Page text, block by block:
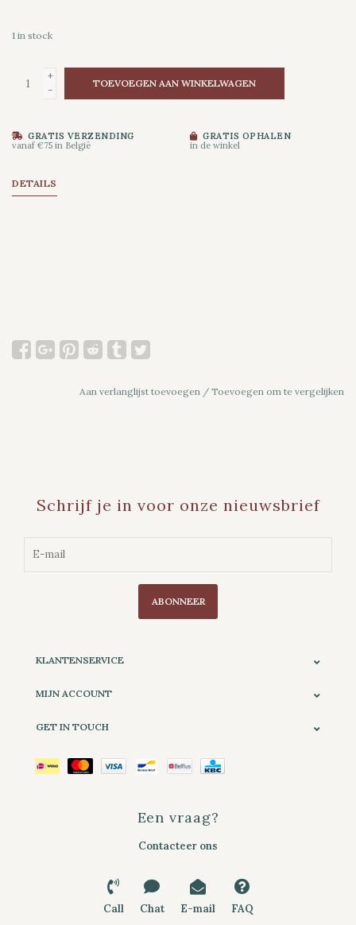
1 in stock
+
-
TOEVOEGEN AAN WINKELWAGEN
GRATIS VERZENDING
vanaf €75 in België
GRATIS OPHALEN
in de winkel
DETAILS
Aan verlanglijst toevoegen / Toevoegen om te vergelijken
Schrijf je in voor onze nieuwsbrief
ABONNEER
KLANTENSERVICE
MIJN ACCOUNT
GET IN TOUCH
Een vraag?
Contacteer ons
Call Chat E-mail FAQ